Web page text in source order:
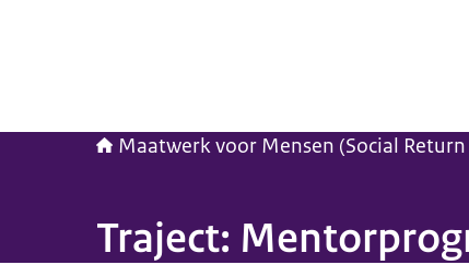
Maatwerk voor Mensen (Social
Traject: